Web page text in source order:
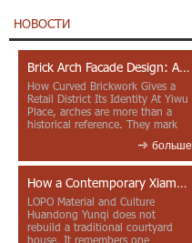
НОВОСТИ
Brick Arch Facade Design: A Closer Look at Yiwu Place
How Curved Brickwork Gives a
Retail District Its Identity At Yiwu
Place, arches are more than a
historical reference. They mark
больше
How a Contemporary Xiamen Project Reframes Minnan Red Brick
LOPO Material and Culture
Huandong Yunqi does not
rebuild a traditional courtyard
house. It remembers one